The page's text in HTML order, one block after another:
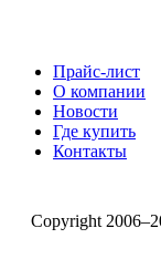
Прайс-лист
О компании
Новости
Где купить
Контакты
Copyright